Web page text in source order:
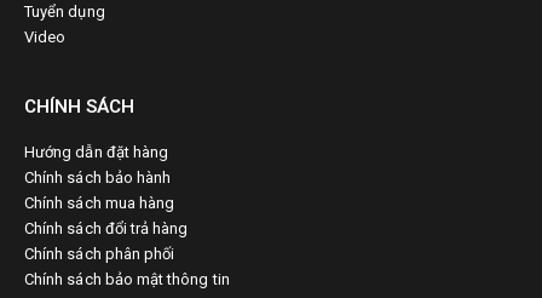
Tuyển dụng
Video
CHÍNH SÁCH
Hướng dẫn đặt hàng
Chính sách bảo hành
Chính sách mua hàng
Chính sách đổi trả hàng
Chính sách phân phối
Chính sách bảo mật thông tin